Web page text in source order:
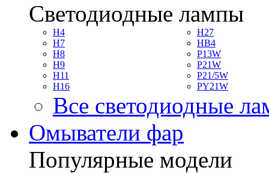
Светодиодные лампы
H4
H7
H8
H9
H11
H16
H27
HB4
P13W
P21W
P21/5W
PY21W
Все светодиодные
Омыватели фар
Популярные модели